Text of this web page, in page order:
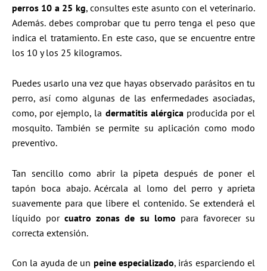
perros 10 a 25 kg, consultes este asunto con el veterinario.
Además. debes comprobar que tu perro tenga el peso que
indica el tratamiento. En este caso, que se encuentre entre
los 10 y los 25 kilogramos.
Puedes usarlo una vez que hayas observado parásitos en tu
perro, así como algunas de las enfermedades asociadas,
como, por ejemplo, la dermatitis alérgica producida por el
mosquito. También se permite su aplicación como modo
preventivo.
Tan sencillo como abrir la pipeta después de poner el
tapón boca abajo. Acércala al lomo del perro y aprieta
suavemente para que libere el contenido. Se extenderá el
líquido porcuatro zonas de su lomo para favorecer su
correcta extensión.
Con la ayuda de un peine especializado, irás esparciendo el